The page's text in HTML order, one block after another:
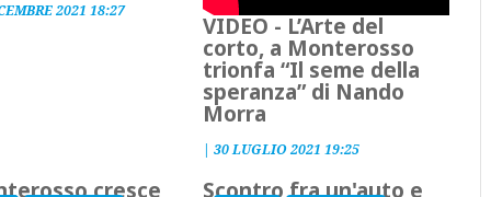
2021 18:27
VIDEO - L’Arte del
corto, a Monterosso
trionfa “Il seme della
speranza” di Nando
Morra
|30 LUGLIO 2021 19:25
cresce Scontro fra un'auto e